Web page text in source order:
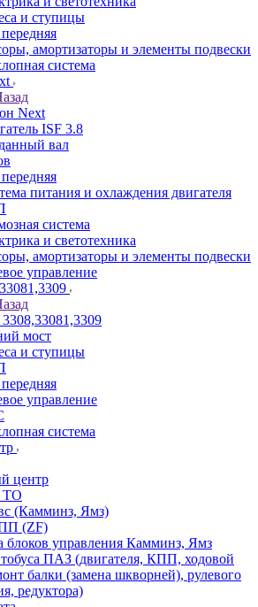
и ступицы
амортизаторы и элементы подвески
система
Next
ISF 3.8
вал
питания и охлаждения двигателя
система
и светотехника
амортизаторы и элементы подвески
управление
мост
и ступицы
управление
система
центр
ТО
(Камминз, Ямз)
(ZF)
управления Камминз, Ямз
ПАЗ (двигателя, КПП, ходовой
балки (замена шкворней), рулевого
редуктора)